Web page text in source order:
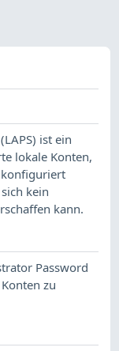
ist ein
lokale Konten,
kein
kann.
Password
zu